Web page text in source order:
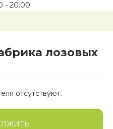
- 20:00
лозовых
отсутствуют.